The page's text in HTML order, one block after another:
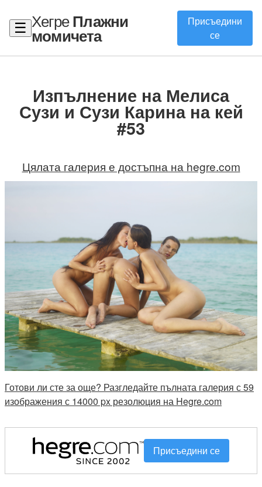
☰ ХегреПлажни
момичета
Присъедини
се
Изпълнение на Мелиса
Сузи и Сузи Карина на кей
#53
Цялата галерия е достъпна на hegre.com
Готови ли сте за още? Разгледайте пълната галерия с 59
изображения с 14000 px резолюция на Hegre.com
Присъедини се